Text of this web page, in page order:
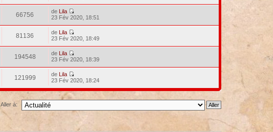
66756 de Lila
23 Fév 2020, 18:51
81136 de Lila
23 Fév 2020, 18:49
194548 de Lila
23 Fév 2020, 18:39
121999 de Lila
23 Fév 2020, 18:24
Aller à: